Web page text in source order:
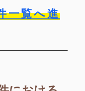
一覧へ進